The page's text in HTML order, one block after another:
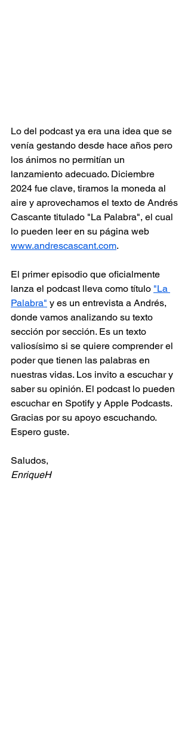
Lo del podcast ya era una idea que se
venía gestando desde hace años pero
los ánimos no permitían un
lanzamiento adecuado. Diciembre
2024 fue clave, tiramos la moneda al
aire y aprovechamos el texto de Andrés
Cascante titulado "La Palabra", el cual
lo pueden leer en su página web
www.andrescascant.com.
El primer episodio que oficialmente
lanza el podcast lleva como título "La
Palabra" y es un entrevista a Andrés,
donde vamos analizando su texto
sección por sección. Es un texto
valiosísimo si se quiere comprender el
poder que tienen las palabras en
nuestras vidas. Los invito a escuchar y
saber su opinión. El podcast lo pueden
escuchar en Spotify y Apple Podcasts.
Gracias por su apoyo escuchando.
Espero guste.
Saludos,
EnriqueH